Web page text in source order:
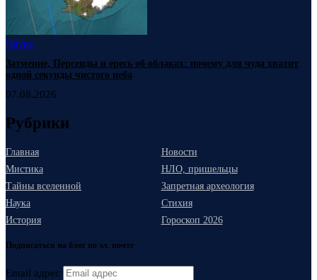
Наука
Затмение, Персеиды и ересь об облаках: почему для чуда хватит
одной секунды чистого неба
07.08.2026
Рубрики
Главная
Новости
Мистика
НЛО, пришельцы
Тайны вселенной
Запретная археология
Наука
Стихия
История
Гороскоп 2026
Подписаться на блог по эл. почте
Email адрес